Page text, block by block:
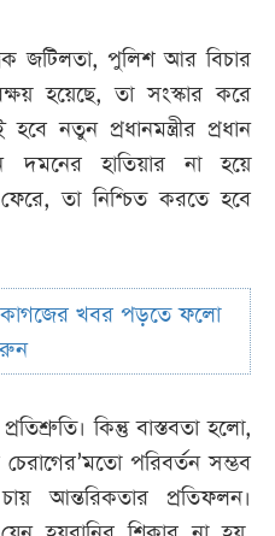
জটিলতা, পুলিশ আর বিচার
হয়েছে, তা সংস্কার করে
নতুন প্রধানমন্ত্রীর প্রধান
দমনের হাতিয়ার না হয়ে
তা নিশ্চিত করতে হবে
খবর পড়তে ফলো
কিন্তু বাস্তবতা হলো,
পরিবর্তন সম্ভব
আন্তরিকতার প্রতিফলন।